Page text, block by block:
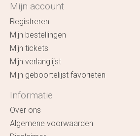
Mijn account
Registreren
Mijn bestellingen
Mijn tickets
Mijn verlanglijst
Mijn geboortelijst favorieten
Informatie
Over ons
Algemene voorwaarden